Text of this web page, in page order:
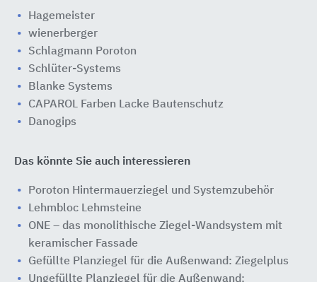
Hagemeister
wienerberger
Schlagmann Poroton
Schlüter-Systems
Blanke Systems
CAPAROL Farben Lacke Bautenschutz
Danogips
Das könnte Sie auch interessieren
Poroton Hintermauerziegel und Systemzubehör
Lehmbloc Lehmsteine
ONE – das monolithische Ziegel-Wandsystem mit
keramischer Fassade
Gefüllte Planziegel für die Außenwand: Ziegelplus
Ungefüllte Planziegel für die Außenwand: